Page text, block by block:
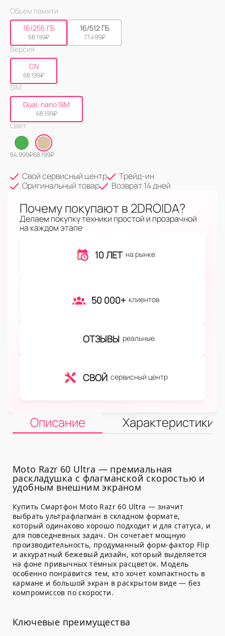
Объем памяти
16/256 ГБ
68.199₽
16/512 ГБ
77.499₽
Версия
CN
68.199₽
SIM
Dual: nano SIM
68.199₽
Цвет
64.999₽68.199₽
Свой сервисный центр
Трейд-ин
Оригинальный товар
Возврат 14 дней
Почему покупают в 2DROIDA?
Делаем покупку техники простой и прозрачной
на каждом этапе
10 ЛЕТ на рынке
50 000+ клиентов
ОТЗЫВЫ реальные
СВОЙ сервисный центр
Описание Характеристики
Moto Razr 60 Ultra — премиальная
раскладушка с флагманской скоростью и
удобным внешним экраном
Купить Смартфон Moto Razr 60 Ultra — значит
выбрать ультрафлагман в складном формате,
который одинаково хорошо подходит и для статуса, и
для повседневных задач. Он сочетает мощную
производительность, продуманный форм-фактор Flip
и аккуратный бежевый дизайн, который выделяется
на фоне привычных тёмных расцветок. Модель
особенно понравится тем, кто хочет компактность в
кармане и большой экран в раскрытом виде — без
компромиссов по скорости.
Ключевые преимущества